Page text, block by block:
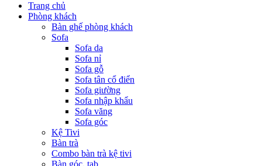
Trang chủ
Phòng khách
Bàn ghế phòng khách
Sofa
Sofa da
Sofa nỉ
Sofa gỗ
Sofa tân cổ điển
Sofa giường
Sofa nhập khẩu
Sofa văng
Sofa góc
Kệ Tivi
Bàn trà
Combo bàn trà kệ tivi